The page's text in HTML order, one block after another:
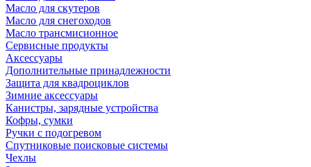
Масло для скутеров
Масло для снегоходов
Масло трансмисионное
Сервисные продукты
Аксессуары
Дополнительные принадлежности
Защита для квадроциклов
Зимние аксессуары
Канистры, зарядные устройства
Кофры, сумки
Ручки с подогревом
Спутниковые поисковые системы
Чехлы